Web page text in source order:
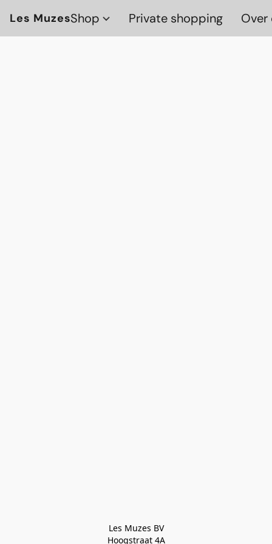
Les MuzesShop Private shopping Over
Les Muzes BV
Hoogstraat 4A